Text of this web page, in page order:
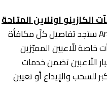
الكازينو اونلاين المتاحة
العرب من ArabicCasinos.com ستجد تفاصيل كلّ مكافأة
خاصة للّاعبين المميّزين
اللّاعبين تضمن خدمات
والإيداع أو تعيين